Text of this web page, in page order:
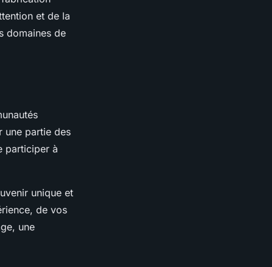
et de la
domaines de
une partie des
participer à
unique et
de vos
une